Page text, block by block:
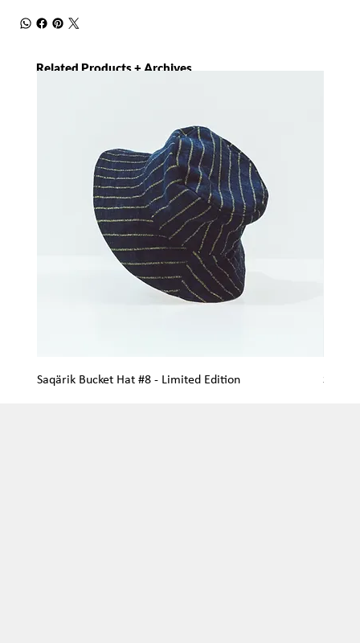
Related Products + Archives
Saqärik Bucket Hat #8 - Limited Edition